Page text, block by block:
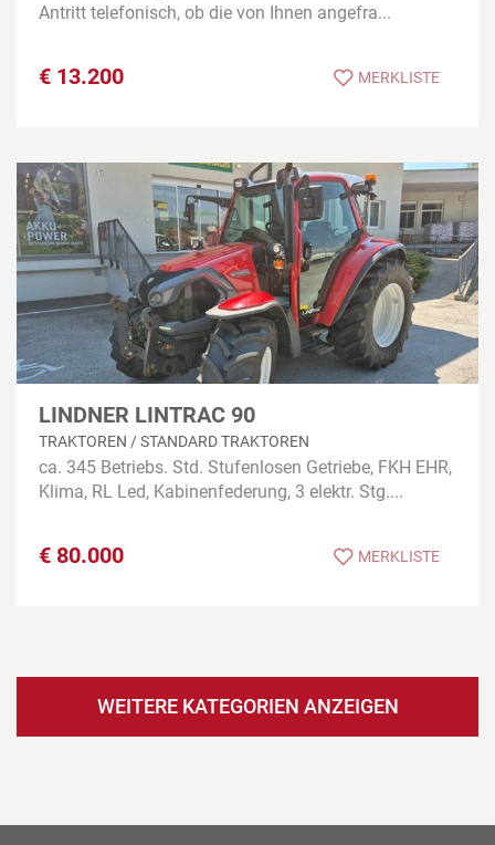
Antritt telefonisch, ob die von Ihnen angefra...
€ 13.200 MERKLISTE
LINDNER LINTRAC 90
TRAKTOREN / STANDARD TRAKTOREN
ca. 345 Betriebs. Std. Stufenlosen Getriebe, FKH EHR,
Klima, RL Led, Kabinenfederung, 3 elektr. Stg....
€ 80.000 MERKLISTE
WEITERE KATEGORIEN ANZEIGEN